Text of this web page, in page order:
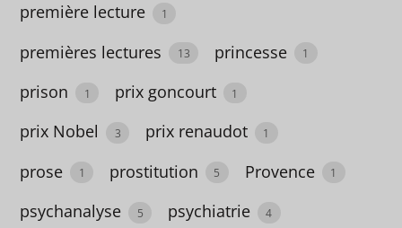
4
Belgique
première lecture 1
premières lectures 13 princesse 1
prison 1 prix goncourt 1
prix Nobel 3 prix renaudot 1
prose 1 prostitution 5 Provence 1
psychanalyse 5 psychiatrie 4